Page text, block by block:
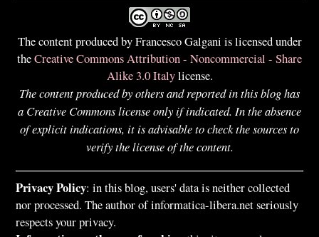
The content produced by Francesco Galgani is licensed under
theCreative Commons Attribution - Noncommercial - Share
Alike 3.0 Italylicense.
The content produced by others and reported in this blog has
a Creative Commons license only if indicated. In the absence
of explicit indications, it is advisable to check the sources to
verify the license of the content.
Privacy Policy: in this blog, users' data is neither collected
nor processed. The author of informatica-libera.net seriously
respects your privacy.